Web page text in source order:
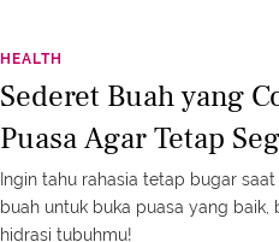
HEALTH
Sederet Buah yang
Puasa Agar Tetap
Ingin tahu rahasia tetap bugar
buah untuk buka puasa yang
hidrasi tubuhmu!